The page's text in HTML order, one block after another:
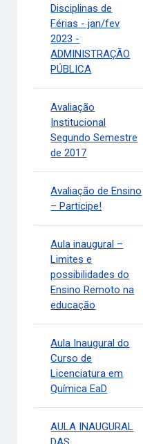
Disciplinas de
Férias - jan/fev
2023 -
ADMINISTRAÇÃO
PÚBLICA
Avaliação
Institucional
Segundo Semestre
de 2017
Avaliação de Ensino
– Participe!
Aula inaugural –
Limites e
possibilidades do
Ensino Remoto na
educação
Aula Inaugural do
Curso de
Licenciatura em
Química EaD
AULA INAUGURAL